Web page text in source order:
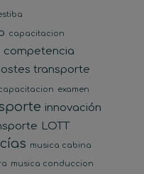
capacitacion
competencia
transporte
examen
innovación
LOTT
musica cabina
musica conduccion